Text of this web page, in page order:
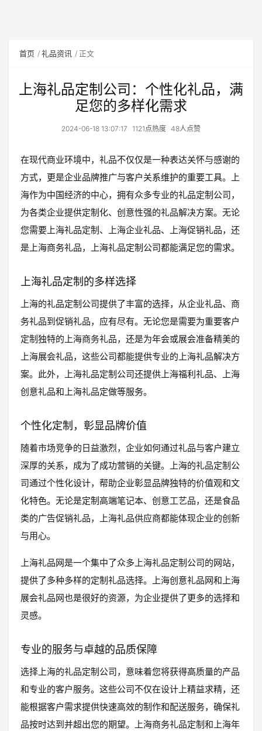
首页 礼品资讯 正文
上海礼品定制公司：个性化礼品，满
足您的多样化需求
2024-06-18 13:07:17 1121点热度 48人点赞
在现代商业环境中，礼品不仅仅是一种表达关怀与感谢的
方式，更是企业品牌推广与客户关系维护的重要工具。上
海作为中国经济的中心，拥有众多专业的礼品定制公司，
为各类企业提供定制化、创意性强的礼品解决方案。无论
您需要上海礼品定制、上海企业礼品、上海促销礼品，还
是上海商务礼品，上海礼品定制公司都能满足您的需求。
上海礼品定制的多样选择
上海的礼品定制公司提供了丰富的选择，从企业礼品、商
务礼品到促销礼品，应有尽有。无论您是需要为重要客户
定制独特的上海商务礼品，还是为年会或展会准备精美的
上海展会礼品，这些公司都能提供专业的上海礼品解决方
案。此外，上海礼品定制公司还提供上海福利礼品、上海
创意礼品和上海礼品定做等服务。
个性化定制，彰显品牌价值
随着市场竞争的日益激烈，企业如何通过礼品与客户建立
深厚的关系，成为了成功营销的关键。上海的礼品定制公
司通过个性化设计，帮助企业彰显品牌独特的价值观和文
化特色。无论是定制高端笔记本、创意工艺品，还是食品
类的广告促销礼品，上海礼品供应商都能体现企业的创新
与用心。
上海礼品网是一个集中了众多上海礼品定制公司的网站，
提供了多种多样的定制礼品选择。上海创意礼品网和上海
展会礼品网也是很好的资源，为企业提供了更多的选择和
灵感。
专业的服务与卓越的品质保障
选择上海的礼品定制公司，意味着您将获得高质量的产品
和专业的客户服务。这些公司不仅在设计上精益求精，还
能根据客户需求提供快速高效的制作和配送服务，确保礼
品按时达到并超出您的期望。上海商务礼品定制和上海年